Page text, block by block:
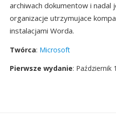
archiwach dokumentow i
organizacje utrzymujace
instalacjami Worda.
Twórca: Microsoft
Pierwsze wydanie: Październik